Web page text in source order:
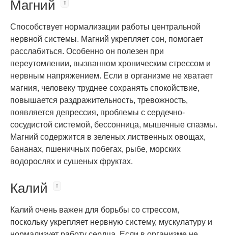
Магний
Способствует нормализации работы центральной
нервной системы. Магний укрепляет сон, помогает
расслабиться. Особенно он полезен при
переутомлении, вызванном хроническим стрессом и
нервным напряжением. Если в организме не хватает
магния, человеку труднее сохранять спокойствие,
повышается раздражительность, тревожность,
появляется депрессия, проблемы с сердечно-
сосудистой системой, бессонница, мышечные спазмы.
Магний содержится в зеленых лиственных овощах,
бананах, пшеничных побегах, рыбе, морских
водорослях и сушеных фруктах.
Калий
Калий очень важен для борьбы со стрессом,
поскольку укрепляет нервную систему, мускулатуру и